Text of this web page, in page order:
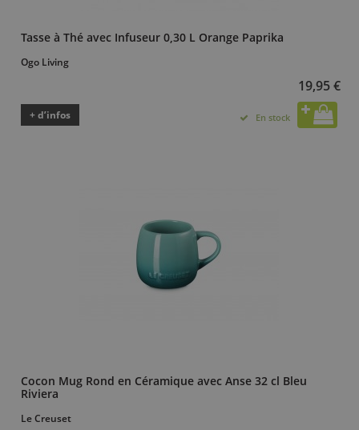
Tasse à Thé avec Infuseur 0,30 L Orange Paprika
Ogo Living
19,95 €
+ d’infos En stock
Cocon Mug Rond en Céramique avec Anse 32 cl Bleu
Riviera
Le Creuset